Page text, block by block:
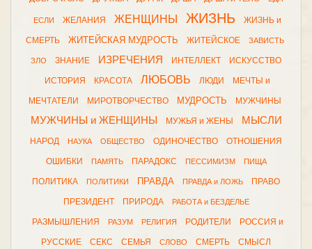
ЕСЛИ ЖЕЛАНИЯ ЖЕНЩИНЫ ЖИЗНЬ ЖИЗНЬ и
СМЕРТЬ ЖИТЕЙСКАЯ МУДРОСТЬ ЖИТЕЙСКОЕ ЗАВИСТЬ
ЗЛО ЗНАНИЕ ИЗРЕЧЕНИЯ ИНТЕЛЛЕКТ ИСКУССТВО
ИСТОРИЯ КРАСОТА ЛЮБОВЬ ЛЮДИ МЕЧТЫ и
МЕЧТАТЕЛИ МИРОТВОРЧЕСТВО МУДРОСТЬ МУЖЧИНЫ
МУЖЧИНЫ и ЖЕНЩИНЫ МУЖЬЯ и ЖЕНЫ МЫСЛИ
НАРОД НАУКА ОБЩЕСТВО ОДИНОЧЕСТВО ОТНОШЕНИЯ
ОШИБКИ ПАМЯТЬ ПАРАДОКС ПЕССИМИЗМ ПИЩА
ПОЛИТИКА ПОЛИТИКИ ПРАВДА ПРАВДА и ЛОЖЬ ПРАВО
ПРЕЗИДЕНТ ПРИРОДА РАБОТА и БЕЗДЕЛЬЕ
РАЗМЫШЛЕНИЯ РАЗУМ РЕЛИГИЯ РОДИТЕЛИ РОССИЯ и
РУССКИЕ СЕКС СЕМЬЯ СЛОВО СМЕРТЬ СМЫСЛ